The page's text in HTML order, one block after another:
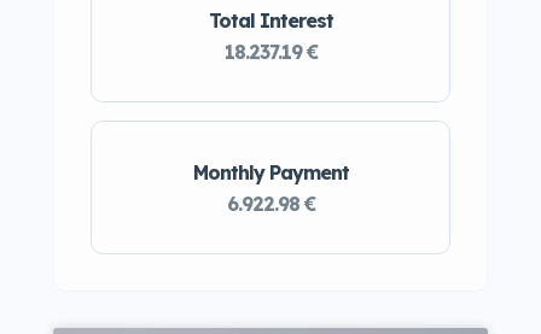
Monthly Payment
6.922.98 €
Total Interest
18.237.19 €